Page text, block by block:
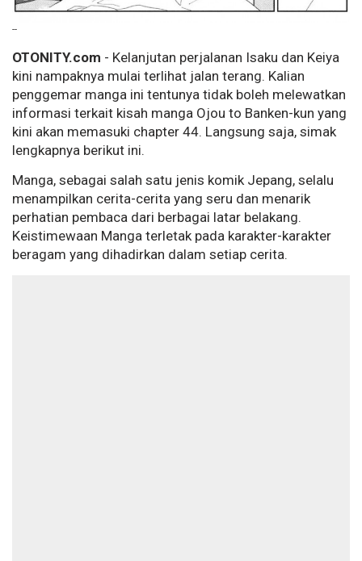
--
OTONITY.com - Kelanjutan perjalanan Isaku dan Keiya
kini nampaknya mulai terlihat jalan terang. Kalian
penggemar manga ini tentunya tidak boleh melewatkan
informasi terkait kisah manga Ojou to Banken-kun yang
kini akan memasuki chapter 44. Langsung saja, simak
lengkapnya berikut ini.
Manga, sebagai salah satu jenis komik Jepang, selalu
menampilkan cerita-cerita yang seru dan menarik
perhatian pembaca dari berbagai latar belakang.
Keistimewaan Manga terletak pada karakter-karakter
beragam yang dihadirkan dalam setiap cerita.